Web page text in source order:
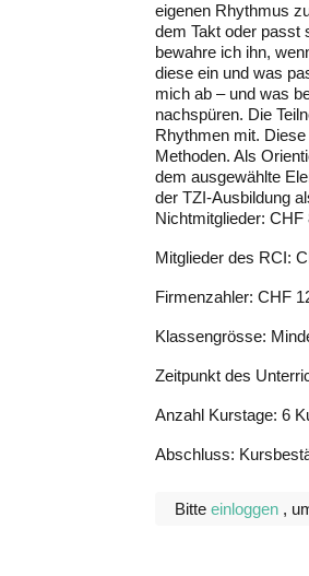
eigenen Rhythmus
dem Takt oder passt
bewahre ich ihn,
diese ein und was
mich ab – und was
nachspüren. Die
Rhythmen mit.
Methoden. Als
dem ausgewählte
der TZI-Ausbildung
Nichtmitglieder: CHF
Mitglieder des RCI:
Firmenzahler: CHF
Klassengrösse:
Zeitpunkt des
Anzahl Kurstage: 6
Abschluss:
Bitte einloggen ,